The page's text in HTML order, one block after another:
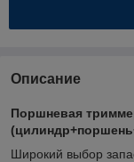
Описание
Поршневая
Широкий выбор